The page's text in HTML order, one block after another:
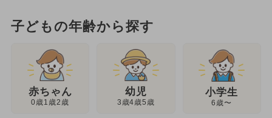
子どもの年齢から探す
赤ちゃん
0歳1歳2歳
幼児
3歳4歳5歳
小学生
6歳〜